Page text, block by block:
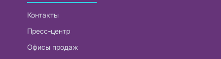
Контакты
Пресс-центр
Офисы продаж